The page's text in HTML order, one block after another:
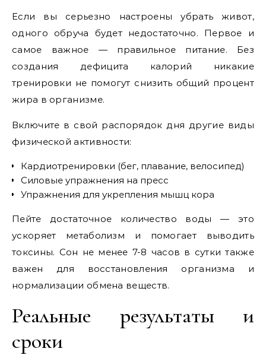
Если вы серьезно настроены убрать живот,
одного обруча будет недостаточно. Первое и
самое важное — правильное питание. Без
создания дефицита калорий никакие
тренировки не помогут снизить общий процент
жира в организме.
Включите в свой распорядок дня другие виды
физической активности:
Кардиотренировки (бег, плавание, велосипед)
Силовые упражнения на пресс
Упражнения для укрепления мышц кора
Пейте достаточное количество воды — это
ускоряет метаболизм и помогает выводить
токсины. Сон не менее 7-8 часов в сутки также
важен для восстановления организма и
нормализации обмена веществ.
Реальные результаты и
сроки